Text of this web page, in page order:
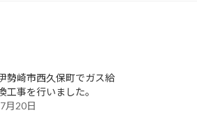
勢崎市西久保町でガス給
工事を行いました。
月20日